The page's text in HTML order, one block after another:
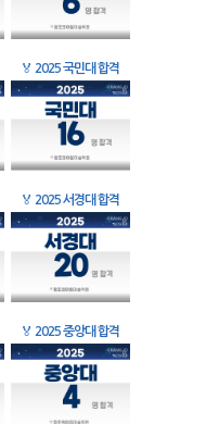
🏅 2025 국민대 합격
🏅 2025 서경대 합격
🏅 2025 중앙대 합격